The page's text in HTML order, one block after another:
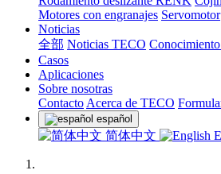
Motores con engranajes Servomotor
Noticias
全部 Noticias TECO
Casos
Aplicaciones
Sobre nosotras
Contacto Acerca de TECO
español
简体中文